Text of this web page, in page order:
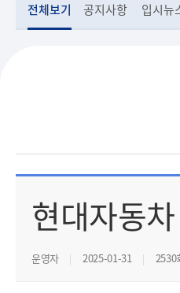
전체보기 공지사항 입시뉴
현대자동
운영자 2025-01-31 2530